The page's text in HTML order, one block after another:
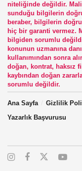
niteliğinde değildir.
sunduğu bilgilerin
beraber, bilgilerin
hiç bir garanti vermez.
bilgiden sorumlu
konunun uzmanına
kullanımından sonra
doğan, kontrat, haksız
kaybından doğan
sorumlu değildir.
Ana Sayfa Gizlilik
Yazarlık Başvurusu